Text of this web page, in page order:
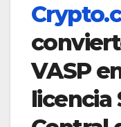
VASP
licencia